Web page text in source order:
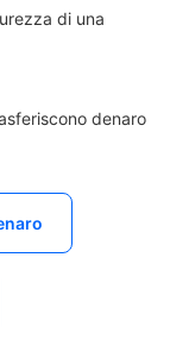
di una
denaro